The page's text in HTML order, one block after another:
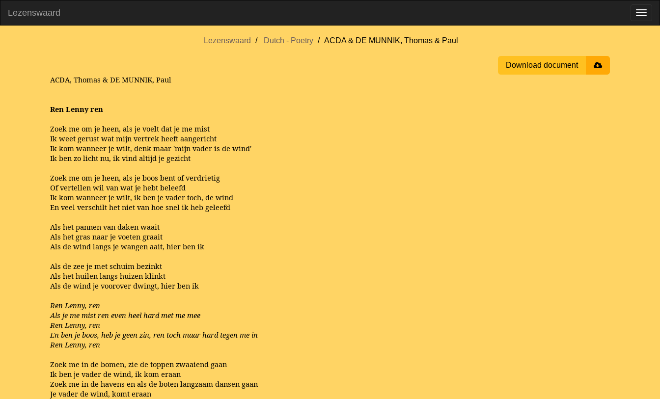
Lezenswaard
Lezenswaard Dutch - Poetry ACDA & DE MUNNIK, Thomas & Paul
Download document
ACDA, Thomas & DE MUNNIK, Paul
Ren Lenny ren
Zoek me om je heen, als je voelt dat je me mist
Ik weet gerust wat mijn vertrek heeft aangericht
Ik kom wanneer je wilt, denk maar 'mijn vader is de wind'
Ik ben zo licht nu, ik vind altijd je gezicht
Zoek me om je heen, als je boos bent of verdrietig
Of vertellen wil van wat je hebt beleefd
Ik kom wanneer je wilt, ik ben je vader toch, de wind
En veel verschilt het niet van hoe snel ik heb geleefd
Als het pannen van daken waait
Als het gras naar je voeten graait
Als de wind langs je wangen aait, hier ben ik
Als de zee je met schuim bezinkt
Als het huilen langs huizen klinkt
Als de wind je voorover dwingt, hier ben ik
Ren Lenny, ren
Als je me mist ren even heel hard met me mee
Ren Lenny, ren
En ben je boos, heb je geen zin, ren toch maar hard tegen me in
Ren Lenny, ren
Zoek me in de bomen, zie de toppen zwaaiend gaan
Ik ben je vader de wind, ik kom eraan
Zoek me in de havens en als de boten langzaam dansen gaan
Je vader de wind, komt eraan